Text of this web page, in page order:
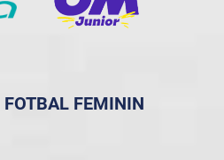
FOTBAL FEMININ